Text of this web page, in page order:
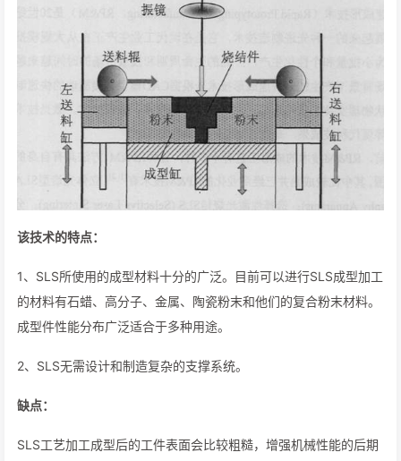
该技术的特点：
1、SLS所使用的成型材料十分的广泛。目前可以进行SLS成型加工
的材料有石蜡、高分子、金属、陶瓷粉末和他们的复合粉末材料。
成型件性能分布广泛适合于多种用途。
2、SLS无需设计和制造复杂的支撑系统。
缺点：
SLS工艺加工成型后的工件表面会比较粗糙，增强机械性能的后期